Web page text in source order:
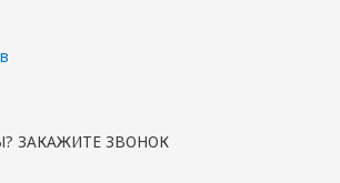
ЗАКАЖИТЕ ЗВОНОК